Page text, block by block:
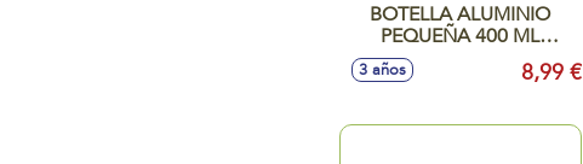
BOTELLA ALUMINIO
PEQUEÑA 400 ML
DRAGON BALL
3 años 8,99 €